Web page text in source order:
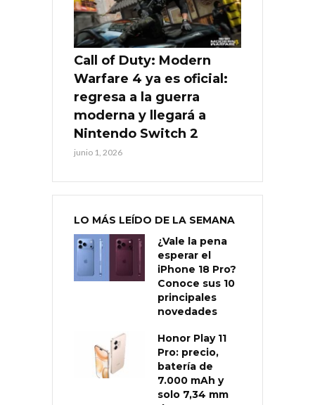
Call of Duty: Modern
Warfare 4 ya es oficial:
regresa a la guerra
moderna y llegará a
Nintendo Switch 2
junio 1, 2026
LO MÁS LEÍDO DE LA SEMANA
¿Vale la pena
esperar el
iPhone 18 Pro?
Conoce sus 10
principales
novedades
Honor Play 11
Pro: precio,
batería de
7.000 mAh y
solo 7,34 mm